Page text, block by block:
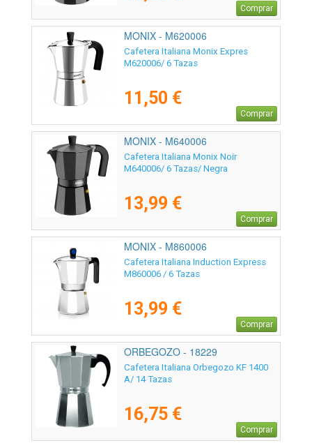
Comprar
MONIX - M620006
Cafetera Italiana Monix Expres
M620006/ 6 Tazas
11,50 €
Comprar
MONIX - M640006
Cafetera Italiana Monix Noir
M640006/ 6 Tazas/ Negra
13,99 €
Comprar
MONIX - M860006
Cafetera Italiana Induction Express
M860006 / 6 Tazas
13,99 €
Comprar
ORBEGOZO - 18229
Cafetera Italiana Orbegozo KF 1400
A/ 14 Tazas
16,75 €
Comprar